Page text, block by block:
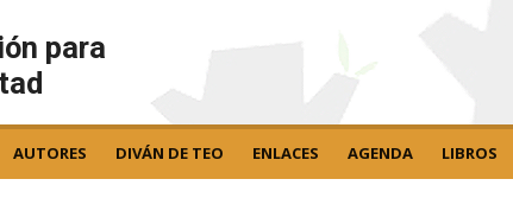
para
AUTORES DIVÁN DE TEO ENLACES AGENDA LIBROS